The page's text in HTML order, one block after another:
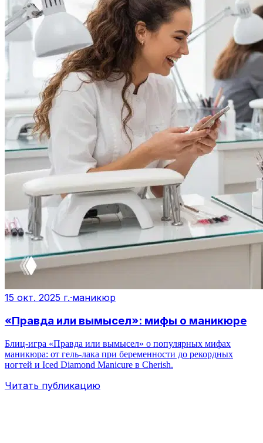
15 окт. 2025 г.·маникюр
«Правда или вымысел»: мифы о маникюре
Блиц-игра «Правда или вымысел» о популярных мифах
маникюра: от гель-лака при беременности до рекордных
ногтей и Iced Diamond Manicure в Cherish.
Читать публикацию